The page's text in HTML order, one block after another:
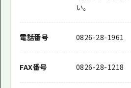
い。
電話番号 0826-28-1961
FAX番号 0826-28-1218